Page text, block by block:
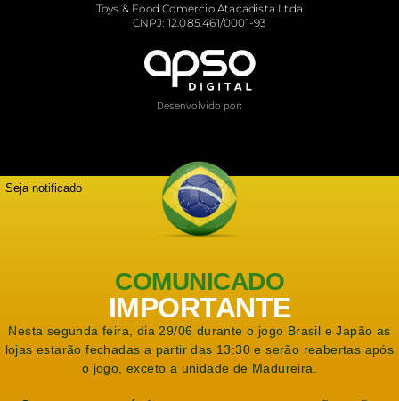
Toys & Food Comercio Atacadista Ltda
CNPJ: 12.085.461/0001-93
Desenvolvido por:
Seja notificado
COMUNICADO
IMPORTANTE
Nesta segunda feira, dia 29/06 durante o jogo Brasil e Japão as
lojas estarão fechadas a partir das 13:30 e serão reabertas após
o jogo, exceto a unidade de Madureira.